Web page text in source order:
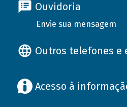
Ouvidoria
Envie sua mensagem
Outros telefones e
Acesso à